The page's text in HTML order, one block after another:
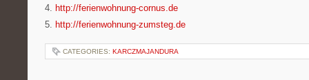
4. http://ferienwohnung-cornus.de
5. http://ferienwohnung-zumsteg.de
CATEGORIES: KARCZMAJANDURA